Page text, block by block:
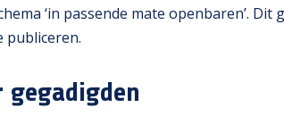
‘in passende mate openbaren’. Dit
publiceren.
gegadigden